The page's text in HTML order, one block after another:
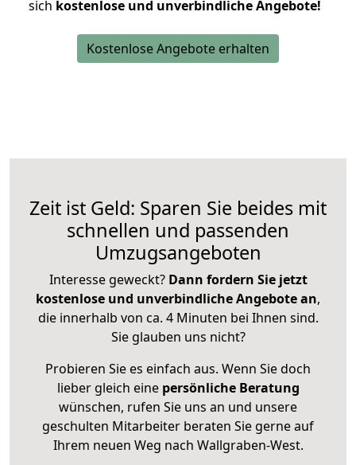
sich kostenlose und unverbindliche Angebote!
Kostenlose Angebote erhalten
Zeit ist Geld: Sparen Sie beides mit
schnellen und passenden
Umzugsangeboten
Interesse geweckt? Dann fordern Sie jetzt
kostenlose und unverbindliche Angebote an,
die innerhalb von ca. 4 Minuten bei Ihnen sind.
Sie glauben uns nicht?
Probieren Sie es einfach aus. Wenn Sie doch
lieber gleich eine persönliche Beratung
wünschen, rufen Sie uns an und unsere
geschulten Mitarbeiter beraten Sie gerne auf
Ihrem neuen Weg nach Wallgraben-West.